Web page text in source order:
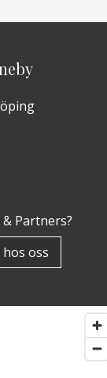
Partners?
oss